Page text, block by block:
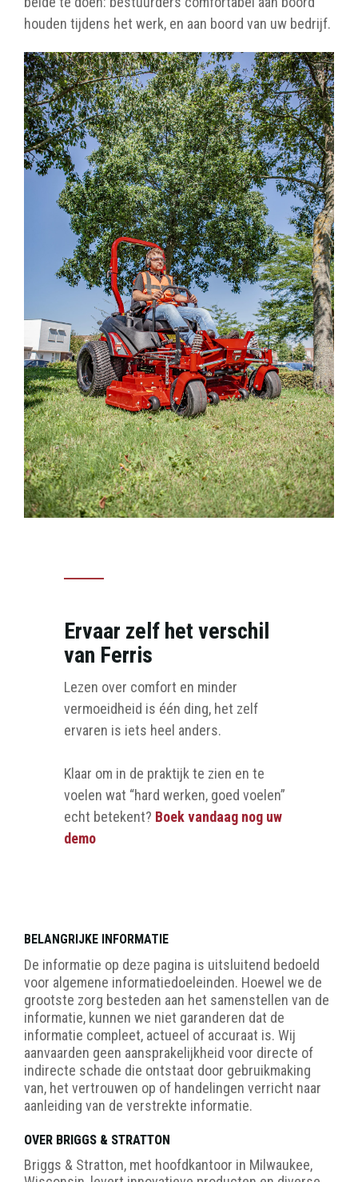
houden tijdens het werk, en aan boord van uw bedrijf.
Ervaar zelf het verschil
van Ferris
Lezen over comfort en minder
vermoeidheid is één ding, het zelf
ervaren is iets heel anders.
Klaar om in de praktijk te zien en te
voelen wat “hard werken, goed voelen”
echt betekent? Boek vandaag nog uw
demo
BELANGRIJKE INFORMATIE
De informatie op deze pagina is uitsluitend bedoeld
voor algemene informatiedoeleinden. Hoewel we de
grootste zorg besteden aan het samenstellen van de
informatie, kunnen we niet garanderen dat de
informatie compleet, actueel of accuraat is. Wij
aanvaarden geen aansprakelijkheid voor directe of
indirecte schade die ontstaat door gebruikmaking
van, het vertrouwen op of handelingen verricht naar
aanleiding van de verstrekte informatie.
OVER BRIGGS & STRATTON
Briggs & Stratton, met hoofdkantoor in Milwaukee,